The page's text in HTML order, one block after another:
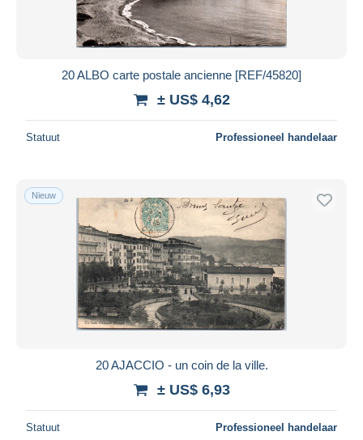
20 ALBO carte postale ancienne [REF/45820]
± US$ 4,62
Statuut Professioneel handelaar
Nieuw
20 AJACCIO - un coin de la ville.
± US$ 6,93
Statuut Professioneel handelaar